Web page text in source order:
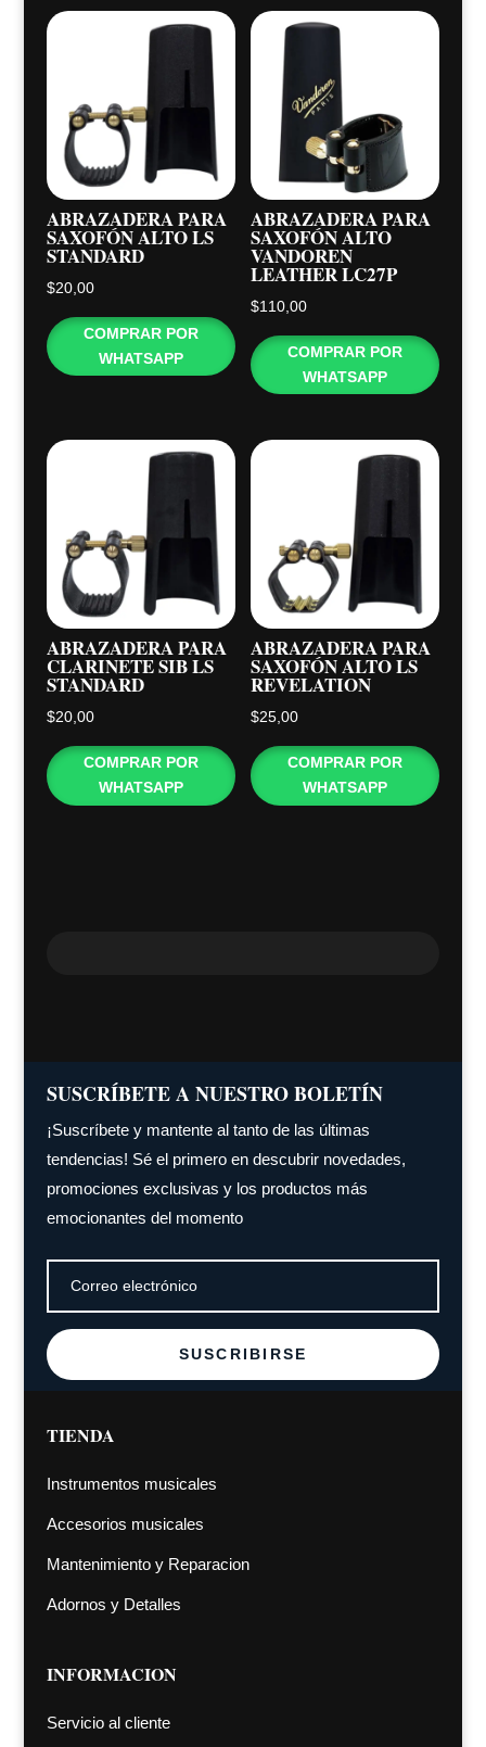
ABRAZADERA PARA
SAXOFÓN ALTO LS
STANDARD
$20,00
COMPRAR POR
WHATSAPP
ABRAZADERA PARA
SAXOFÓN ALTO
VANDOREN
LEATHER LC27P
$110,00
COMPRAR POR
WHATSAPP
ABRAZADERA PARA
CLARINETE SIB LS
STANDARD
$20,00
COMPRAR POR
WHATSAPP
ABRAZADERA PARA
SAXOFÓN ALTO LS
REVELATION
$25,00
COMPRAR POR
WHATSAPP
SUSCRÍBETE A NUESTRO BOLETÍN
¡Suscríbete y mantente al tanto de las últimas
tendencias! Sé el primero en descubrir novedades,
promociones exclusivas y los productos más
emocionantes del momento
SUSCRIBIRSE
TIENDA
Instrumentos musicales
Accesorios musicales
Mantenimiento y Reparacion
Adornos y Detalles
INFORMACION
Servicio al cliente